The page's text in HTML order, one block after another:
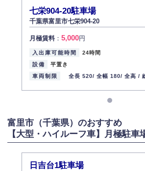
七栄904-20駐車場
千葉県富里市七栄904-20
月極賃料： 5,000円
入出庫可能時間
24時間
設備
平置き
車両制限
全長 520/ 全幅 180/ 全高 /
富里市（千葉県）のおすすめ
【大型・ハイルーフ車】月極駐車
日吉台1駐車場